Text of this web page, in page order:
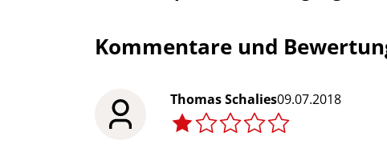
Kommentare und
Thomas Schalies09.07.2018